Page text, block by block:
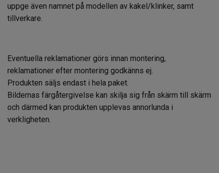
uppge även namnet på modellen av kakel/klinker, samt
tillverkare.
Eventuella reklamationer görs innan montering,
reklamationer efter montering godkänns ej.
Produkten säljs endast i hela paket.
Bildernas färgåtergivelse kan skilja sig från skärm till skärm
och därmed kan produkten upplevas annorlunda i
verkligheten.